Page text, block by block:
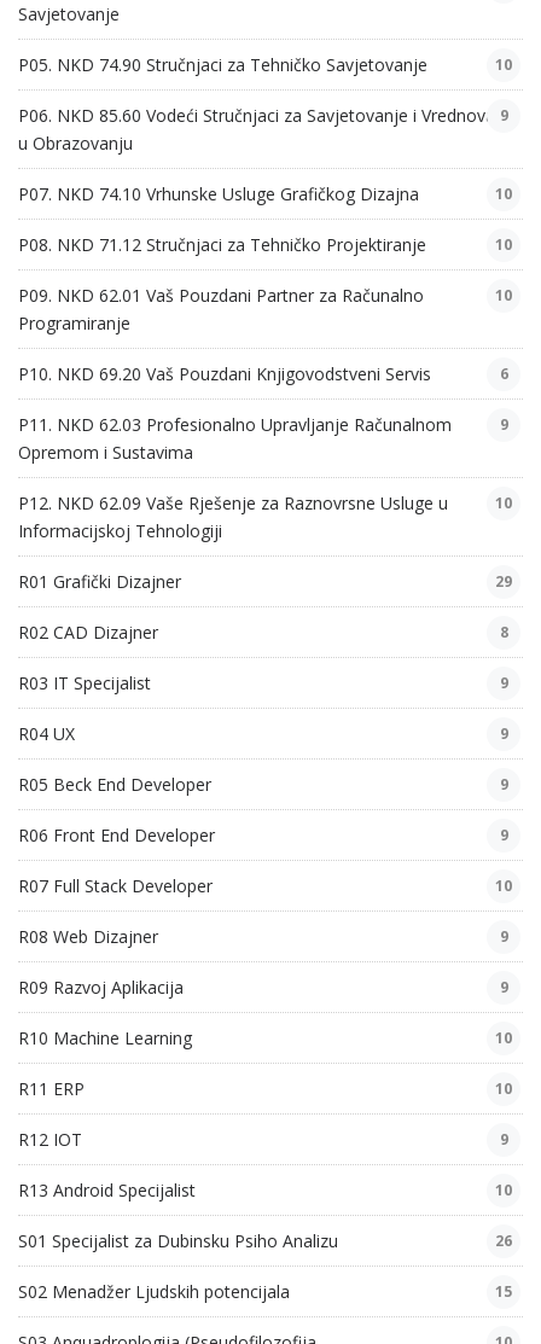
Savjetovanje
P05. NKD 74.90 Stručnjaci za Tehničko Savjetovanje 10
P06. NKD 85.60 Vodeći Stručnjaci za Savjetovanje i Vrednovanje
u Obrazovanju
9
P07. NKD 74.10 Vrhunske Usluge Grafičkog Dizajna 10
P08. NKD 71.12 Stručnjaci za Tehničko Projektiranje 10
P09. NKD 62.01 Vaš Pouzdani Partner za Računalno
Programiranje
10
P10. NKD 69.20 Vaš Pouzdani Knjigovodstveni Servis 6
P11. NKD 62.03 Profesionalno Upravljanje Računalnom
Opremom i Sustavima
9
P12. NKD 62.09 Vaše Rješenje za Raznovrsne Usluge u
Informacijskoj Tehnologiji
10
R01 Grafički Dizajner 29
R02 CAD Dizajner 8
R03 IT Specijalist 9
R04 UX 9
R05 Beck End Developer 9
R06 Front End Developer 9
R07 Full Stack Developer 10
R08 Web Dizajner 9
R09 Razvoj Aplikacija 9
R10 Machine Learning 10
R11 ERP 10
R12 IOT 9
R13 Android Specijalist 10
S01 Specijalist za Dubinsku Psiho Analizu 26
S02 Menadžer Ljudskih potencijala 15